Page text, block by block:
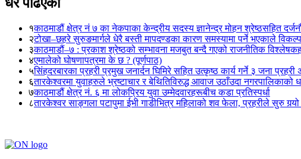
१काठमाडौं क्षेत्र नं ७ का नेकपाका केन्द्रीय सदस्य ज्ञानेन्द्र मोहन श्रेष्ठसहित
२टोखा–छहरे सुरुङमार्गले धेरै बस्ती मापदण्डका कारण समस्यामा पर्ने भएकाले
३काठमाडौं–७ : प्रकाश श्रेष्ठको सम्भावना मजबुत बन्दै गएको राजनीतिक
४एमालेको घोषणापत्रमा के छ ? (पूर्णपाठ)
५सिंहदरबारका प्रहरी प्रमुख जनार्दन घिमिरे सहित उत्कृष्ठ कार्य गर्ने ३ जना
६तारकेश्वरमा युवाहरुले भ्रष्टाचार र बेथितिविरुद्ध आवाज उठाँउदा नगरपालिकाको
७काठमाडौं क्षेत्र नं. ६ मा लोकप्रिय युवा उम्मेदवारहरूबीच कडा प्रतिस्पर्धा
८तारकेश्वर साङ्गला पटापुमा ईभी गाडीभित्र महिलाको शव फेला, प्रहरीले सुरु